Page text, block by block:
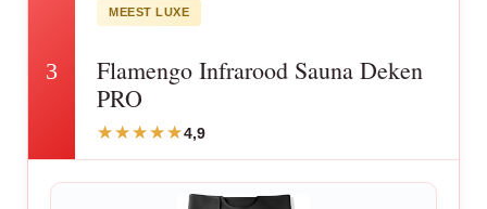
3
MEEST LUXE
Flamengo Infrarood Sauna Deken
PRO
4,9